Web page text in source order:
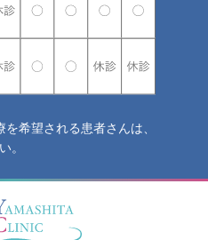
希望される患者さんは、
。